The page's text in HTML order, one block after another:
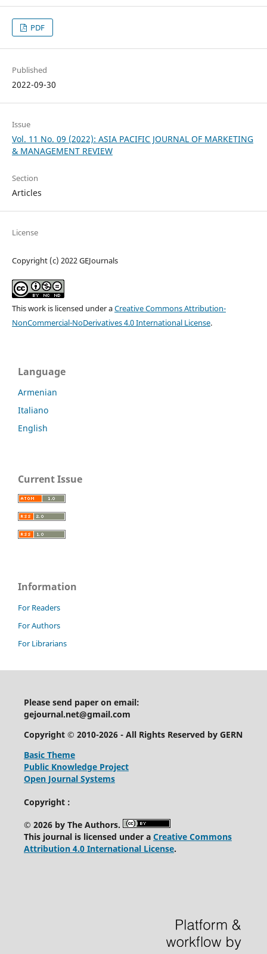
PDF
Published
2022-09-30
Issue
Vol. 11 No. 09 (2022): ASIA PACIFIC JOURNAL OF MARKETING
& MANAGEMENT REVIEW
Section
Articles
License
Copyright (c) 2022 GEJournals
This work is licensed under aCreative Commons Attribution-
NonCommercial-NoDerivatives 4.0 International License.
Language
Armenian
Italiano
English
Current Issue
Information
For Readers
For Authors
For Librarians
Please send paper on email:
gejournal.net@gmail.com
Copyright © 2010-2026 - All Rights Reserved by GERN
Basic Theme
Public Knowledge Project
Open Journal Systems
Copyright :
© 2026 by The Authors.
This journal is licensed under a Creative Commons
Attribution 4.0 International License.